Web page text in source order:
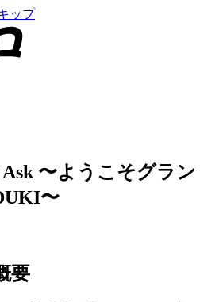
ップ
〜ようこそグラン
〜
要